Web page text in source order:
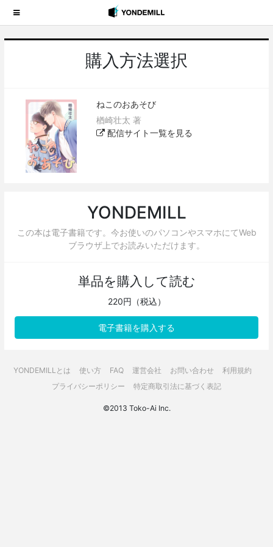
購入方法選択
ねこのおあそび
楢崎壮太 著
配信サイト一覧を見る
YONDEMILL
この本は電子書籍です。今お使いのパソコンやスマホにてWeb
ブラウザ上でお読みいただけます。
単品を購入して読む
220円（税込）
電子書籍を購入する
YONDEMILLとは 使い方 FAQ 運営会社 お問い合わせ
利用規約
プライバシーポリシー
特定商取引法に基づく表記
©2013 Toko-Ai Inc.